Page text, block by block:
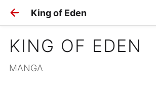
King of Eden
KING OF EDEN
MANGA